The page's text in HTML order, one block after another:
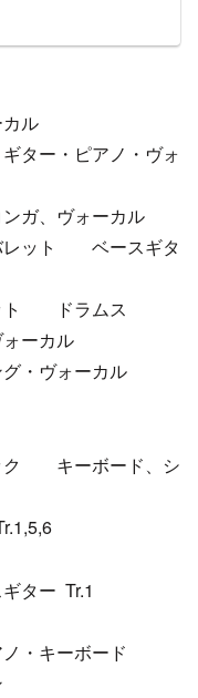
ル
ター・ピアノ・ヴォ
ガ、ヴォーカル
レット ベースギタ
ト ドラムス
ーカル
・ヴォーカル
ク キーボード、シ
ター Tr.1
・キーボード